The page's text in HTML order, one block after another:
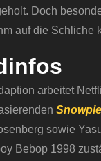
Doch
auf die Schliche
arbeitet
sowie
Bebop 1998